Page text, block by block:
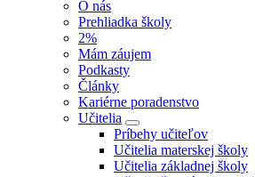
O nás
Prehliadka školy
2%
Mám záujem
Podkasty
Články
Kariérne poradenstvo
Učitelia
Príbehy učiteľov
Učitelia materskej školy
Učitelia základnej školy